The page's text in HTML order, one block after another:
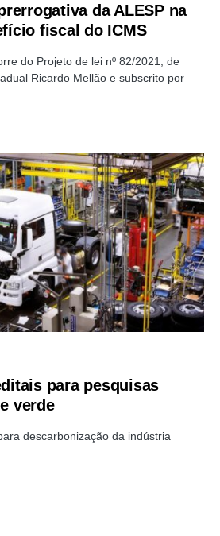
da ALESP na
fiscal do ICMS
do Projeto de lei nº 82/2021, de
Ricardo Mellão e subscrito por
para pesquisas
verde
descarbonização da indústria